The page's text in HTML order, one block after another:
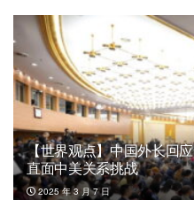
【世界观点】中国外长回
直面中美关系挑战
2025 年 3 月 7 日